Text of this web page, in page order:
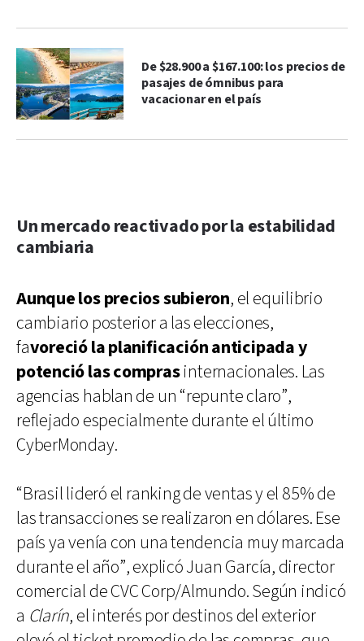
De $28.900 a $167.100: los precios de
pasajes de ómnibus para
vacacionar en el país
Un mercado reactivado por la estabilidad
cambiaria
Aunque los precios subieron, el equilibrio
cambiario posterior a las elecciones,
favoreció la planificación anticipada y
potenció las comprasinternacionales. Las
agencias hablan de un “repunte claro”,
reflejado especialmente durante el último
CyberMonday.
“Brasil lideró el ranking de ventas y el 85% de
las transacciones se realizaron en dólares. Ese
país ya venía con una tendencia muy marcada
durante el año”, explicó Juan García, director
comercial de CVC Corp/Almundo. Según indicó
a Clarín, el interés por destinos del exterior